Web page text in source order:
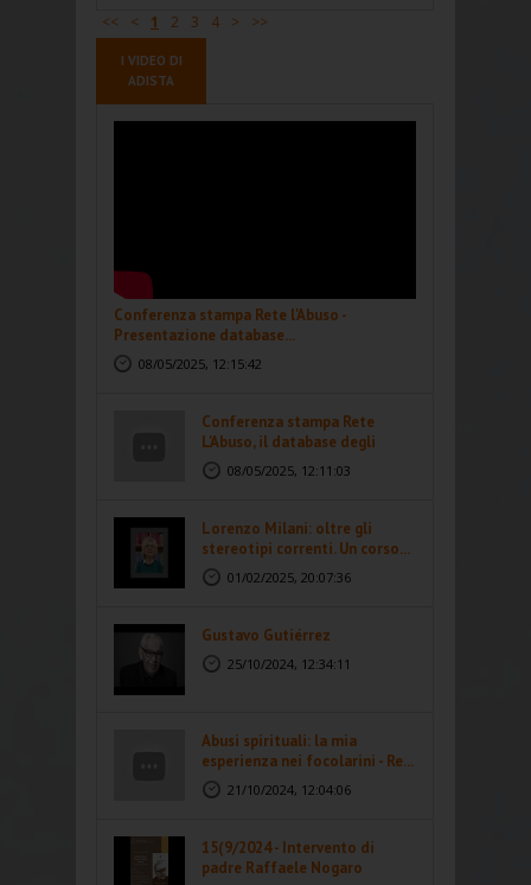
<< < 1 2 3 4 > >>
I VIDEO DI
ADISTA
Conferenza stampa Rete l'Abuso -
Presentazione database...
08/05/2025, 12:15:42
Conferenza stampa Rete
L'Abuso, il database degli
abusi...08/05/2025, 12:11:03
Lorenzo Milani: oltre gli
stereotipi correnti. Un corso...
01/02/2025, 20:07:36
Gustavo Gutiérrez
25/10/2024, 12:34:11
Abusi spirituali: la mia
esperienza nei focolarini - Re...
21/10/2024, 12:04:06
15(9/2024 - Intervento di
padre Raffaele Nogaro